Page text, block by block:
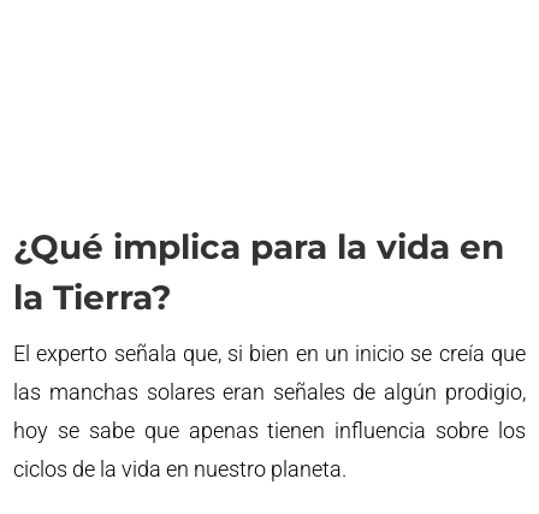
¿Qué implica para la vida en
la Tierra?
El experto señala que, si bien en un inicio se creía que
las manchas solares eran señales de algún prodigio,
hoy se sabe que apenas tienen influencia sobre los
ciclos de la vida en nuestro planeta.